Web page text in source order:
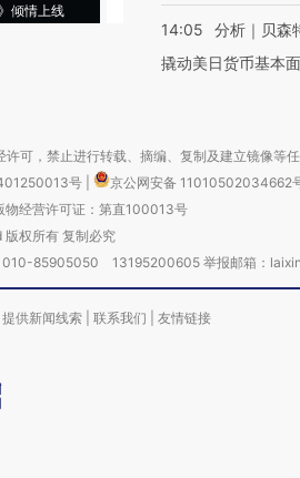
倾情上线
14:05
分析｜贝森
撬动美日货币基本面
可，禁止进行转载、摘编、复制及建立镜像等任
号
京公网安备 11010502034662
物经营许可证：第直100013号
权所有 复制必究
010-85905050 13195200605 举报邮箱：
提供新闻线索 联系我们 友情链接